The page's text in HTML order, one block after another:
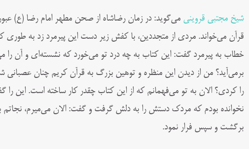
شیخ مجتبی قروینی می‌گوید: در زمان رضاشاه از صحن مطهر امام رضا (ع)
قرآن می‌خواند. مردی از متجددین، با کفش زیر دست این پیرمرد زد به‌ طوری
خطاب به پیرمرد گفت: این کتاب به چه درد تو می‌خورد که نشسته‌ای و آن را
برمی‌آید؟ من از دیدن اين منظره و توهین بزرگ به قرآن کریم چنان عصبانی
را کردی؟ الان به تو می‌فهمانم که از اين کتاب چقدر کار ساخته است. اين را
نخوانده بودم که مردک دستش را به دلش گرفت و گفت: الان می‌میرم، نجاتم
برگشت و سپس فرار نمود‌.